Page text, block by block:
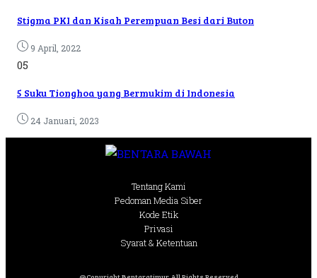
Stigma PKI dan Kisah Perempuan Besi dari Buton
9 April, 2022
05
5 Suku Tionghoa yang Bermukim di Indonesia
24 Januari, 2023
Tentang Kami
Pedoman Media Siber
Kode Etik
Privasi
Syarat & Ketentuan